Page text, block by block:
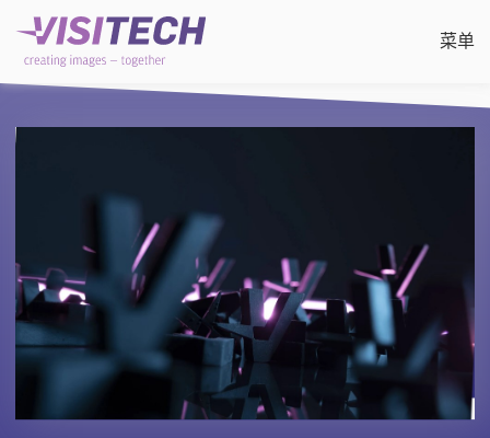
菜单
滚
静
先
业
消
关
联